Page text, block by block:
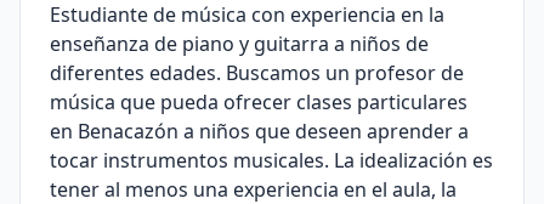
Estudiante de música con experiencia en la
enseñanza de piano y guitarra a niños de
diferentes edades. Buscamos un profesor de
música que pueda ofrecer clases particulares
en Benacazón a niños que deseen aprender a
tocar instrumentos musicales. La idealización es
tener al menos una experiencia en el aula, la